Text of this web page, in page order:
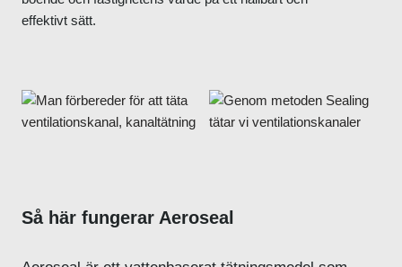
effektivt sätt.
Så här fungerar Aeroseal